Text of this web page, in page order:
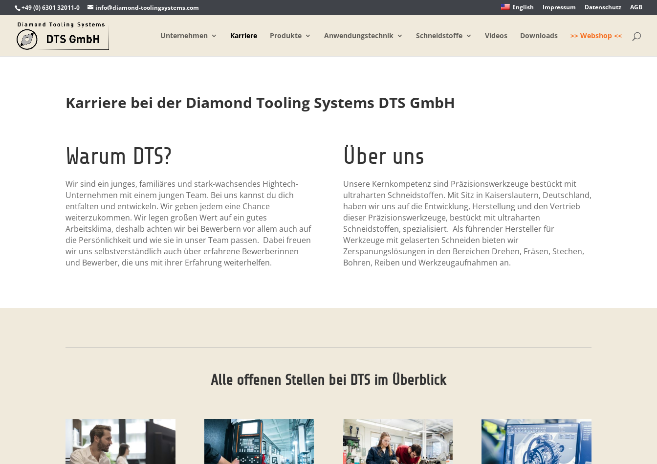
+49 (0) 6301 32011-0 info@diamond-toolingsystems.com English Impressum Datenschutz AGB
Unternehmen Karriere Produkte Anwendungstechnik Schneidstoffe Videos Downloads >> Webshop <<
Karriere bei der Diamond Tooling Systems DTS GmbH
Warum DTS?
Wir sind ein junges, familiäres und stark-wachsendes Hightech-
Unternehmen mit einem jungen Team. Bei uns kannst du dich
entfalten und entwickeln. Wir geben jedem eine Chance
weiterzukommen. Wir legen großen Wert auf ein gutes
Arbeitsklima, deshalb achten wir bei Bewerbern vor allem auch auf
die Persönlichkeit und wie sie in unser Team passen. Dabei freuen
wir uns selbstverständlich auch über erfahrene Bewerberinnen
und Bewerber, die uns mit ihrer Erfahrung weiterhelfen.
Über uns
Unsere Kernkompetenz sind Präzisionswerkzeuge bestückt mit
ultraharten Schneidstoffen. Mit Sitz in Kaiserslautern, Deutschland,
haben wir uns auf die Entwicklung, Herstellung und den Vertrieb
dieser Präzisionswerkzeuge, bestückt mit ultraharten
Schneidstoffen, spezialisiert. Als führender Hersteller für
Werkzeuge mit gelaserten Schneiden bieten wir
Zerspanungslösungen in den Bereichen Drehen, Fräsen, Stechen,
Bohren, Reiben und Werkzeugaufnahmen an.
Alle offenen Stellen bei DTS im Überblick